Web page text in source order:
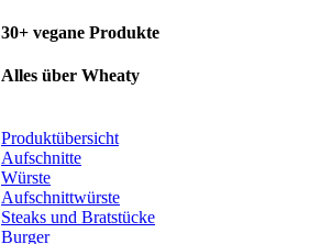
30+ vegane Produkte
Alles über Wheaty
Produktübersicht
Aufschnitte
Würste
Aufschnittwürste
Steaks und Bratstücke
Burger